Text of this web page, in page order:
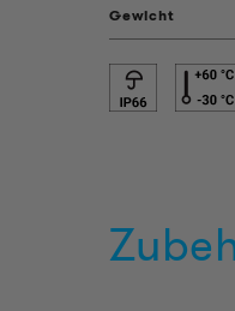
Gewicht